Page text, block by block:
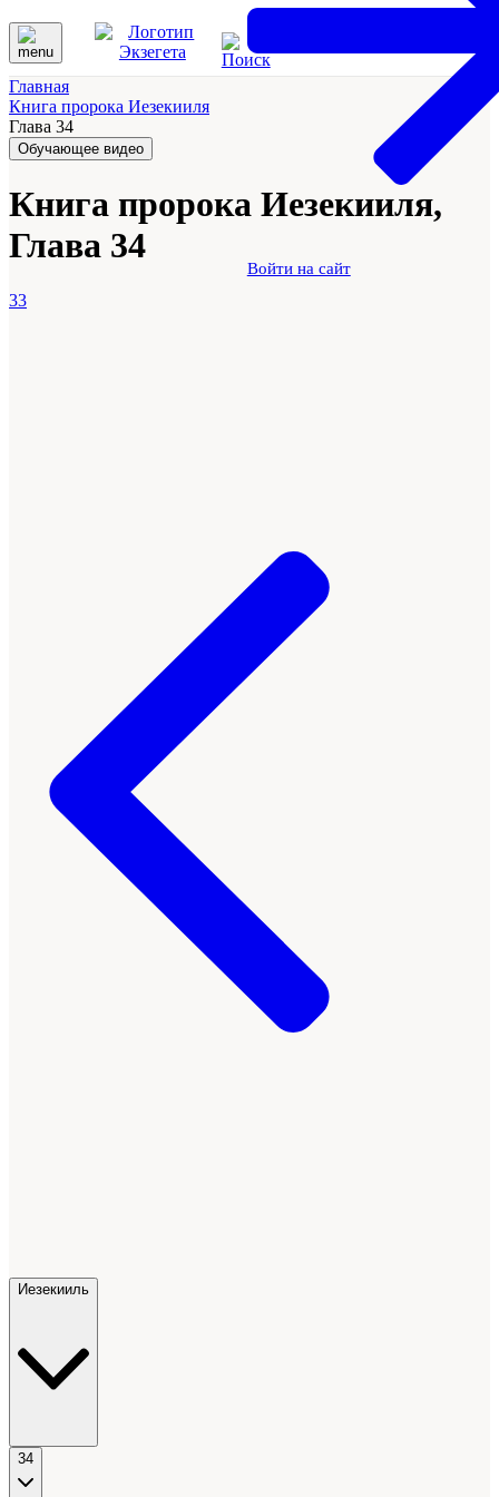
Войти на сайт
Главная
Книга пророка Иезекииля
Глава 34
Обучающее видео
Книга пророка Иезекииля,
Глава 34
33
Иезекииль
34